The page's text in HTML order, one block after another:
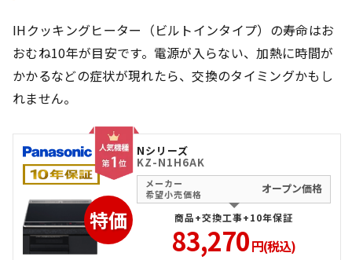
IHクッキングヒーター（ビルトインタイプ）の寿命はお
おむね10年が目安です。電源が入らない、加熱に時間が
かかるなどの症状が現れたら、交換のタイミングかもし
れません。
特価
Nシリーズ
KZ-N1H6AK
メーカー
希望小売価格
オープン価格
商品+交換工事+10年保証
83,270円(税込)